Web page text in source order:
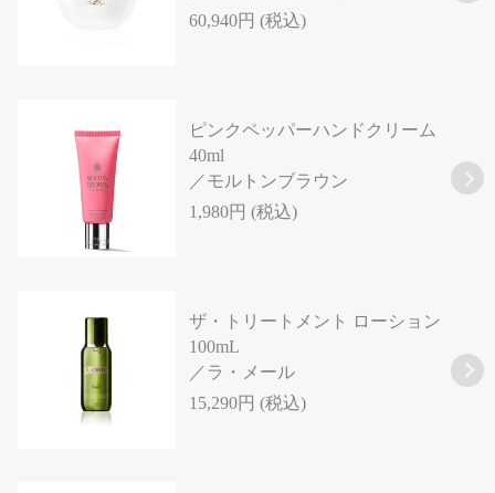
60,940円 (税込)
ピンクペッパーハンドクリーム
40ml
／モルトンブラウン
1,980円 (税込)
ザ・トリートメント ローション
100mL
／ラ・メール
15,290円 (税込)